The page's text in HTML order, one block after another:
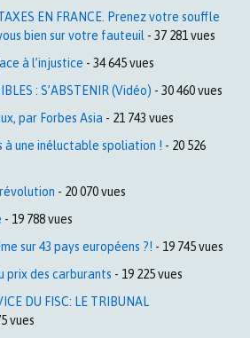
EN FRANCE. Prenez votre souffle
bien sur votre fauteuil - 37 281 vues
à l’injustice - 34 645 vues
: S’ABSTENIR (Vidéo) - 30 460 vues
par Forbes Asia - 21 743 vues
à une inéluctable spoliation ! - 20 526
- 20 070 vues
- 19 788 vues
sur 43 pays européens ?! - 19 745 vues
prix des carburants - 19 225 vues
DU FISC: LE TRIBUNAL
vues